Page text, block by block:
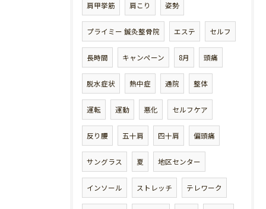
肩甲挙筋 肩こり 姿勢
プライミー 鍼灸整骨院 エステ セルフ
長時間 キャンペーン 8月 頭痛
脱水症状 熱中症 通院 整体
運転 運動 悪化 セルフケア
反り腰 五十肩 四十肩 偏頭痛
サングラス 夏 地区センター
インソール ストレッチ テレワーク